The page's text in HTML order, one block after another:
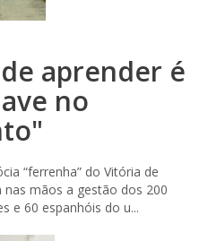
aprender é
no
“ferrenha” do Vitória de
nas mãos a gestão dos 200
e 60 espanhóis do u...